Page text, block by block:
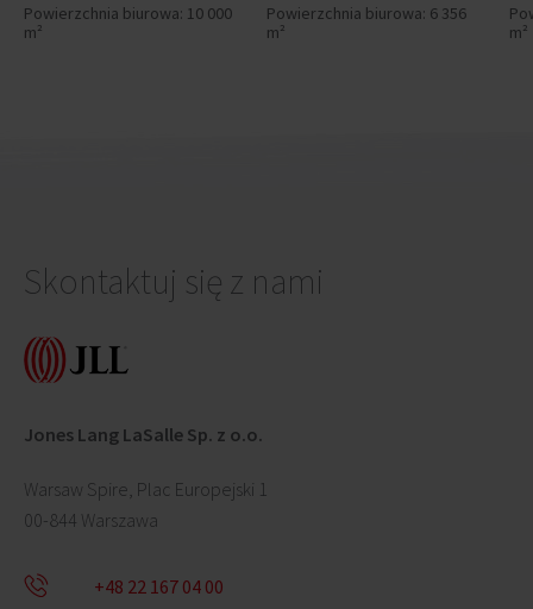
Powierzchnia biurowa: 10 000
m²
Powierzchnia biurowa: 6 356
m²
m²
Skontaktuj się z nami
Jones Lang LaSalle Sp. z o.o.
Warsaw Spire, Plac Europejski 1
00-844 Warszawa
+48 22 167 04 00